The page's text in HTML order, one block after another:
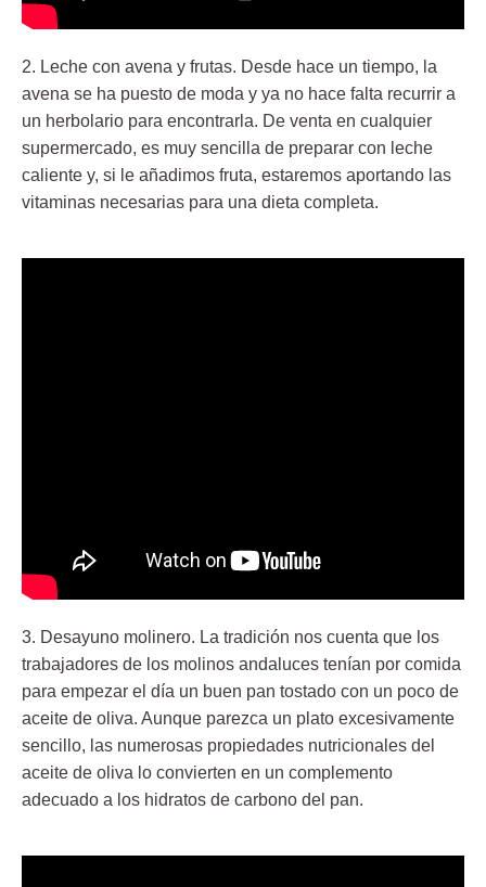
2. Leche con avena y frutas. Desde hace un tiempo, la
avena se ha puesto de moda y ya no hace falta recurrir a
un herbolario para encontrarla. De venta en cualquier
supermercado, es muy sencilla de preparar con leche
caliente y, si le añadimos fruta, estaremos aportando las
vitaminas necesarias para una dieta completa.
3. Desayuno molinero. La tradición nos cuenta que los
trabajadores de los molinos andaluces tenían por comida
para empezar el día un buen pan tostado con un poco de
aceite de oliva. Aunque parezca un plato excesivamente
sencillo, las numerosas propiedades nutricionales del
aceite de oliva lo convierten en un complemento
adecuado a los hidratos de carbono del pan.